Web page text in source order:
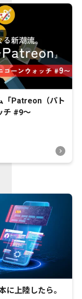
「Patreon（パト
チ #9〜
に上陸したら。